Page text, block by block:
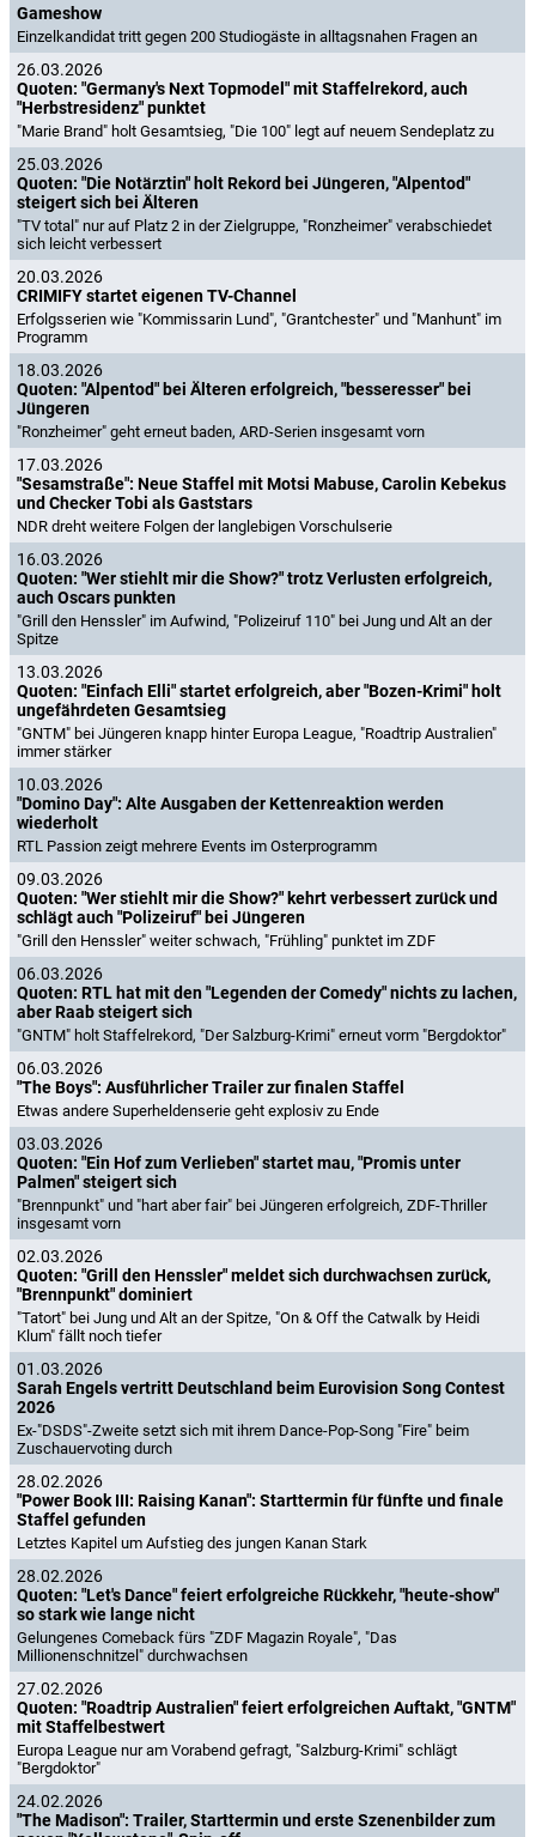
Gameshow
Einzelkandidat tritt gegen 200 Studiogäste in alltagsnahen Fragen an
26.03.2026
Quoten: "Germany's Next Topmodel" mit Staffelrekord, auch
"Herbstresidenz" punktet
"Marie Brand" holt Gesamtsieg, "Die 100" legt auf neuem Sendeplatz zu
25.03.2026
Quoten: "Die Notärztin" holt Rekord bei Jüngeren, "Alpentod"
steigert sich bei Älteren
"TV total" nur auf Platz 2 in der Zielgruppe, "Ronzheimer" verabschiedet
sich leicht verbessert
20.03.2026
CRIMIFY startet eigenen TV-Channel
Erfolgsserien wie "Kommissarin Lund", "Grantchester" und "Manhunt" im
Programm
18.03.2026
Quoten: "Alpentod" bei Älteren erfolgreich, "besseresser" bei
Jüngeren
"Ronzheimer" geht erneut baden, ARD-Serien insgesamt vorn
17.03.2026
"Sesamstraße": Neue Staffel mit Motsi Mabuse, Carolin Kebekus
und Checker Tobi als Gaststars
NDR dreht weitere Folgen der langlebigen Vorschulserie
16.03.2026
Quoten: "Wer stiehlt mir die Show?" trotz Verlusten erfolgreich,
auch Oscars punkten
"Grill den Henssler" im Aufwind, "Polizeiruf 110" bei Jung und Alt an der
Spitze
13.03.2026
Quoten: "Einfach Elli" startet erfolgreich, aber "Bozen-Krimi" holt
ungefährdeten Gesamtsieg
"GNTM" bei Jüngeren knapp hinter Europa League, "Roadtrip Australien"
immer stärker
10.03.2026
"Domino Day": Alte Ausgaben der Kettenreaktion werden
wiederholt
RTL Passion zeigt mehrere Events im Osterprogramm
09.03.2026
Quoten: "Wer stiehlt mir die Show?" kehrt verbessert zurück und
schlägt auch "Polizeiruf" bei Jüngeren
"Grill den Henssler" weiter schwach, "Frühling" punktet im ZDF
06.03.2026
Quoten: RTL hat mit den "Legenden der Comedy" nichts zu lachen,
aber Raab steigert sich
"GNTM" holt Staffelrekord, "Der Salzburg-Krimi" erneut vorm "Bergdoktor"
06.03.2026
"The Boys": Ausführlicher Trailer zur finalen Staffel
Etwas andere Superheldenserie geht explosiv zu Ende
03.03.2026
Quoten: "Ein Hof zum Verlieben" startet mau, "Promis unter
Palmen" steigert sich
"Brennpunkt" und "hart aber fair" bei Jüngeren erfolgreich, ZDF-Thriller
insgesamt vorn
02.03.2026
Quoten: "Grill den Henssler" meldet sich durchwachsen zurück,
"Brennpunkt" dominiert
"Tatort" bei Jung und Alt an der Spitze, "On & Off the Catwalk by Heidi
Klum" fällt noch tiefer
01.03.2026
Sarah Engels vertritt Deutschland beim Eurovision Song Contest
2026
Ex-"DSDS"-Zweite setzt sich mit ihrem Dance-Pop-Song "Fire" beim
Zuschauervoting durch
28.02.2026
"Power Book III: Raising Kanan": Starttermin für fünfte und finale
Staffel gefunden
Letztes Kapitel um Aufstieg des jungen Kanan Stark
28.02.2026
Quoten: "Let's Dance" feiert erfolgreiche Rückkehr, "heute-show"
so stark wie lange nicht
Gelungenes Comeback fürs "ZDF Magazin Royale", "Das
Millionenschnitzel" durchwachsen
27.02.2026
Quoten: "Roadtrip Australien" feiert erfolgreichen Auftakt, "GNTM"
mit Staffelbestwert
Europa League nur am Vorabend gefragt, "Salzburg-Krimi" schlägt
"Bergdoktor"
24.02.2026
"The Madison": Trailer, Starttermin und erste Szenenbilder zum